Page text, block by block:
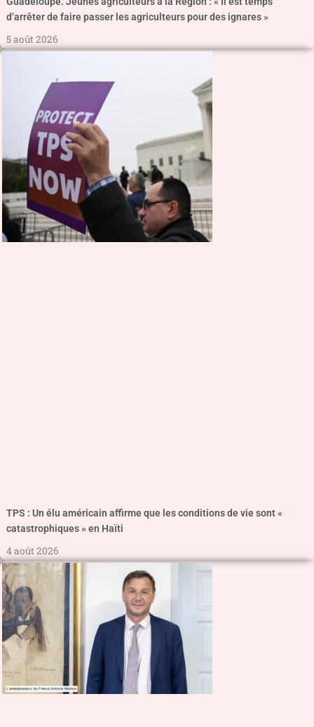
d’arrêter de faire passer les agriculteurs pour des ignares »
5 août 2026
TPS : Un élu américain affirme que les conditions de vie sont «
catastrophiques » en Haïti
4 août 2026